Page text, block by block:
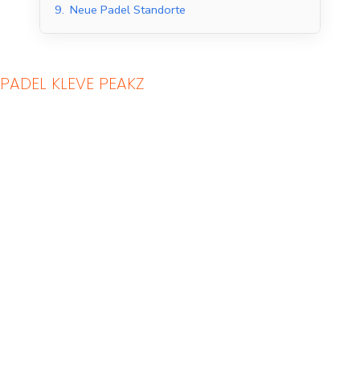
9. Neue Padel Standorte
PADEL KLEVE PEAKZ